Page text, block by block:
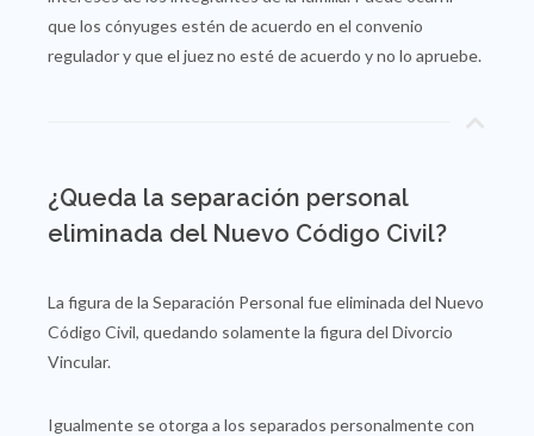
que los cónyuges estén de acuerdo en el convenio
regulador y que el juez no esté de acuerdo y no lo apruebe.
¿Queda la separación personal
eliminada del Nuevo Código Civil?
La figura de la Separación Personal fue eliminada del Nuevo
Código Civil, quedando solamente la figura del Divorcio
Vincular.
Igualmente se otorga a los separados personalmente con